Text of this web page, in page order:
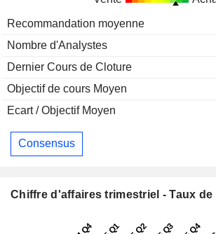
Recommandation moyenne
Nombre d'Analystes
Dernier Cours de Cloture
Objectif de cours Moyen
Ecart / Objectif Moyen
Consensus
Chiffre d'affaires trimestriel - Taux